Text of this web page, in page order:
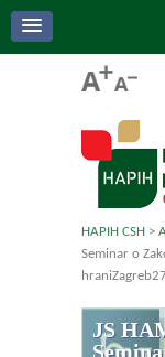
HAPIH CSH >
Seminar o
JS